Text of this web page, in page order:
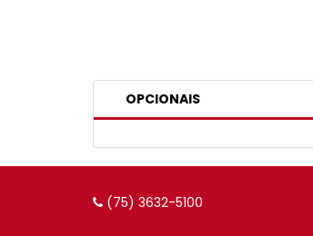
OPCIONAIS
(75) 3632-5100